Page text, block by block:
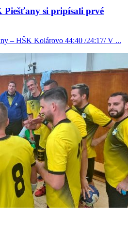
si pripísali prvé
– HŠK Kolárovo 44:40 /24:17/ V ...